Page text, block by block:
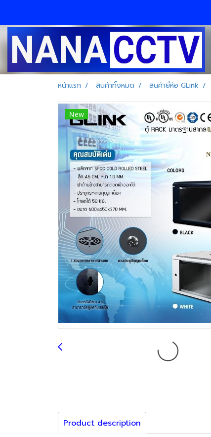
หน้าแรก สินค้าทั้งหมด สินค้ายี่ห้อ GLink
New
Product description